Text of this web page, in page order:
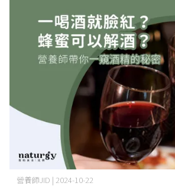
營養師JID | 2024-10-22